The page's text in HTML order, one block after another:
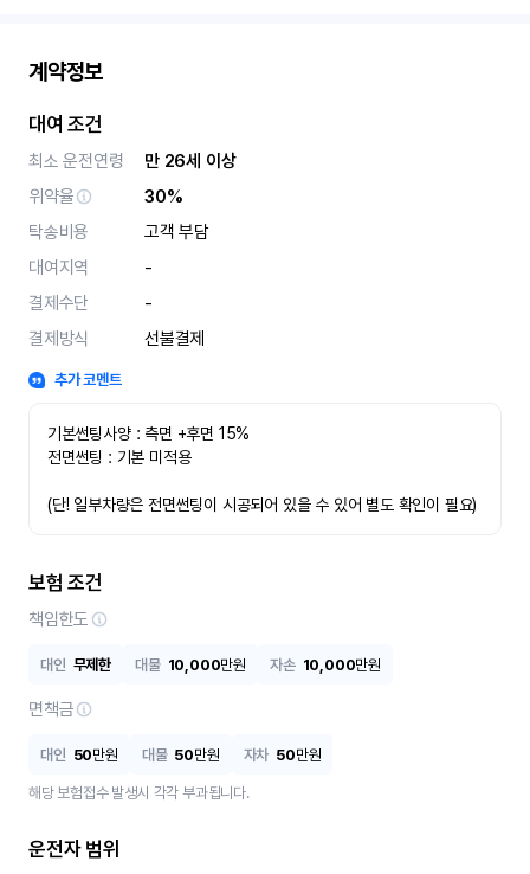
계약정보
대여 조건
최소 운전연령
만 26세 이상
위약율
30%
탁송비용
고객 부담
대여지역
-
결제수단
-
결제방식
선불결제
추가 코멘트
기본썬팅사양 : 측면 +후면 15%
전면썬팅 : 기본 미적용
(단! 일부차량은 전면썬팅이 시공되어 있을 수 있어 별도 확인이 필요)
보험 조건
책임한도
대인 무제한 대물 10,000만원 자손 10,000만원
면책금
대인 50만원 대물 50만원 자차 50만원
해당 보험접수 발생시 각각 부과됩니다.
운전자 범위